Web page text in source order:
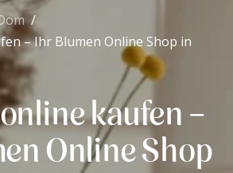
– Ihr Blumen Online Shop in
kaufen –
Online Shop